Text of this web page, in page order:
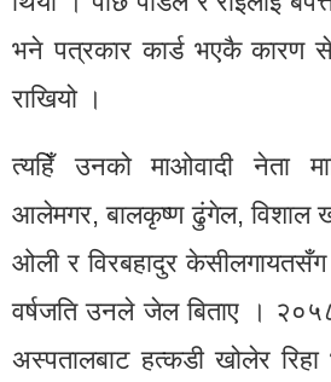
भने पत्रकार कार्ड भएकै कारण
राखियो ।
त्यहिँ उनको माओवादी नेता
आलेमगर, बालकृष्ण ढुंगेल, विशाल
ओली र विरबहादुर
वर्षजति उनले जेल बिताए । २०५८
अस्पतालबाट हत्कडी खोलेर रिहा